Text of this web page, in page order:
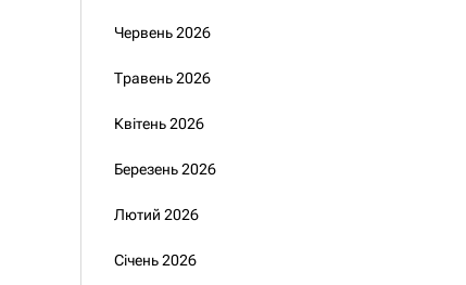
Червень 2026
Травень 2026
Квітень 2026
Березень 2026
Лютий 2026
Січень 2026